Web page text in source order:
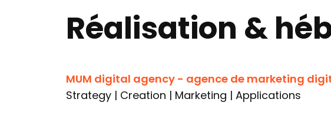
Réalisation &
MUM digital agency - agence de marketing
Strategy | Creation | Marketing | Applications